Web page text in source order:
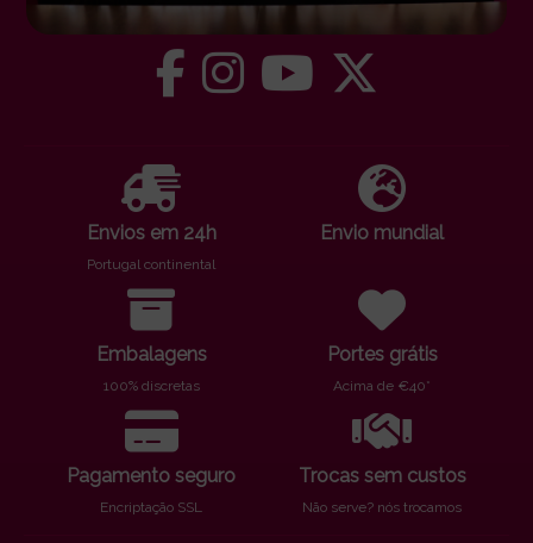
Envios em 24h
Portugal continental
Envio mundial
Embalagens
100% discretas
Portes grátis
Acima de €40*
Pagamento seguro
Encriptação SSL
Trocas sem custos
Não serve? nós trocamos